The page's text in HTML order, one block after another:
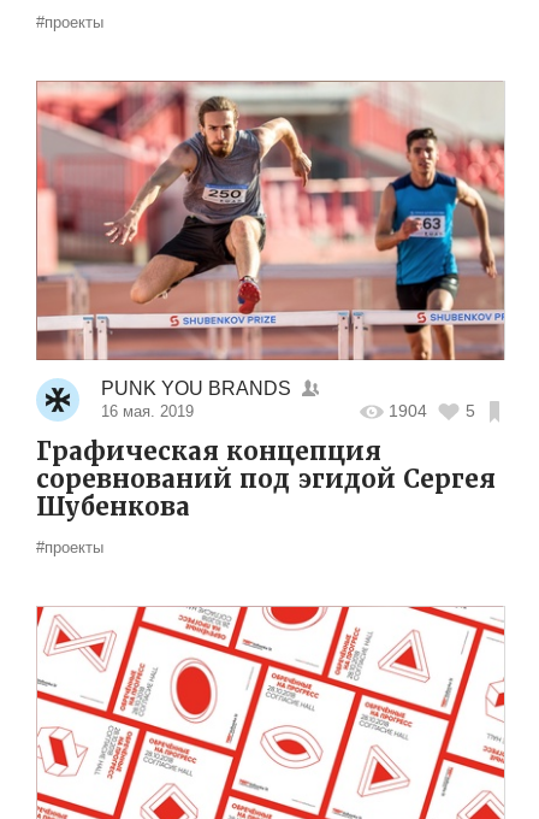
#проекты
PUNK YOU BRANDS
16 мая. 2019 1904 5
Графическая концепция
соревнований под эгидой Сергея
Шубенкова
#проекты